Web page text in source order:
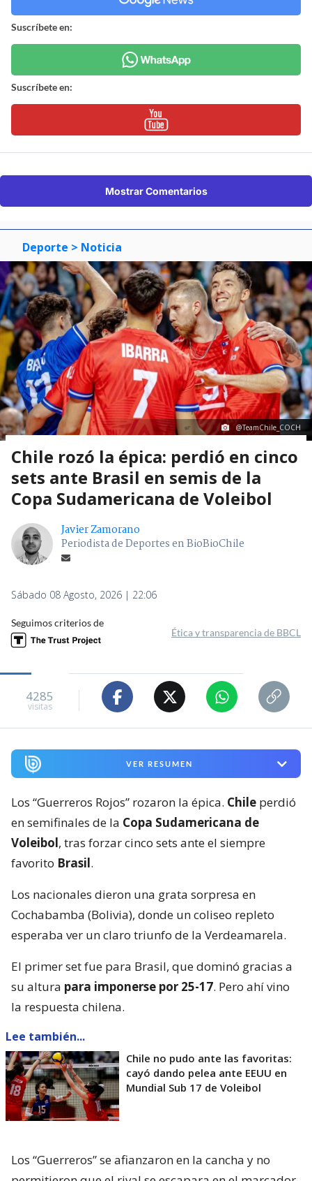
Suscríbete en:
Suscríbete en:
Mostrar Comentarios
Deporte > Noticia
@TeamChile_COCH
Chile rozó la épica: perdió en cinco
sets ante Brasil en semis de la
Copa Sudamericana de Voleibol
Javier Zamorano
Periodista de Deportes en BioBioChile
Sábado 08 Agosto, 2026 | 22:06
Seguimos criterios de
Ética y transparencia de BBCL
4285
visitas
VER RESUMEN
Los “Guerreros Rojos” rozaron la épica. Chile perdió
en semifinales de la Copa Sudamericana de
Voleibol, tras forzar cinco sets ante el siempre
favorito Brasil.
Los nacionales dieron una grata sorpresa en
Cochabamba (Bolivia), donde un coliseo repleto
esperaba ver un claro triunfo de la Verdeamarela.
El primer set fue para Brasil, que dominó gracias a
su altura para imponerse por 25-17. Pero ahí vino
la respuesta chilena.
Lee también...
Chile no pudo ante las favoritas:
cayó dando pelea ante EEUU en
Mundial Sub 17 de Voleibol
Los “Guerreros” se afianzaron en la cancha y no